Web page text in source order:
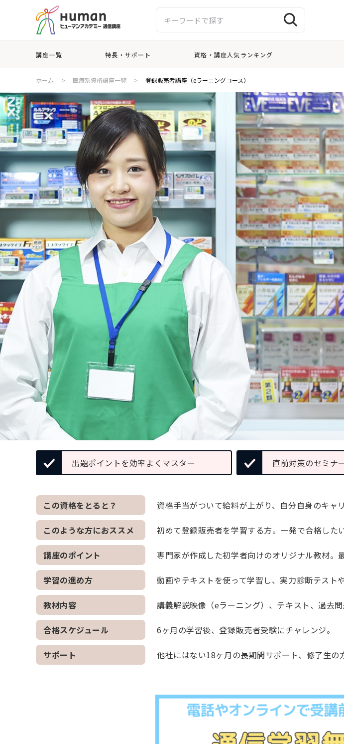
講座一覧 特長・サポート 資格・講座人気ランキング
ホーム > 医療系資格講座一覧 > 登録販売者講座（eラーニングコース）
出題ポイントを効率よくマスター 直前対策のセミナ
この資格をとると？ 資格手当がついて給料が上がり、自分自身のキャ
このような方におススメ 初めて登録販売者を学習する方。一発で合格した
講座のポイント 専門家が作成した初学者向けのオリジナル教材。
学習の進め方 動画やテキストを使って学習し、実力診断テスト
教材内容 講義解説映像（eラーニング）、テキスト、過去
合格スケジュール 6ヶ月の学習後、登録販売者受験にチャレンジ。
サポート 他社にはない18ヶ月の長期間サポート、修了生の